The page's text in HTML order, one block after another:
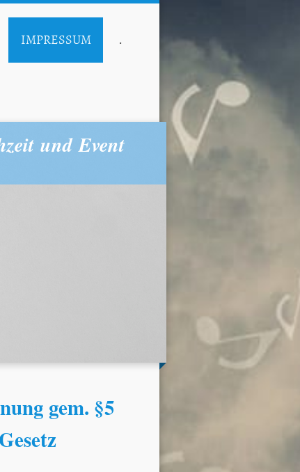
IMPRESSUM .
und Event
gem. §5